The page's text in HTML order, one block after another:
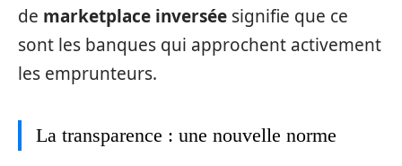
de marketplace inversée signifie que ce
sont les banques qui approchent activement
les emprunteurs.
La transparence : une nouvelle norme